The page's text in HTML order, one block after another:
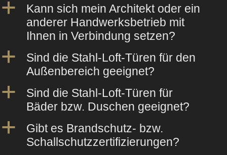
a
Kann sich mein Architekt oder ein
anderer Handwerksbetrieb mit
Ihnen in Verbindung setzen?
a
Sind die Stahl-Loft-Türen für den
Außenbereich geeignet?
a
Sind die Stahl-Loft-Türen für
Bäder bzw. Duschen geeignet?
a
Gibt es Brandschutz- bzw.
Schallschutzzertifizierungen?